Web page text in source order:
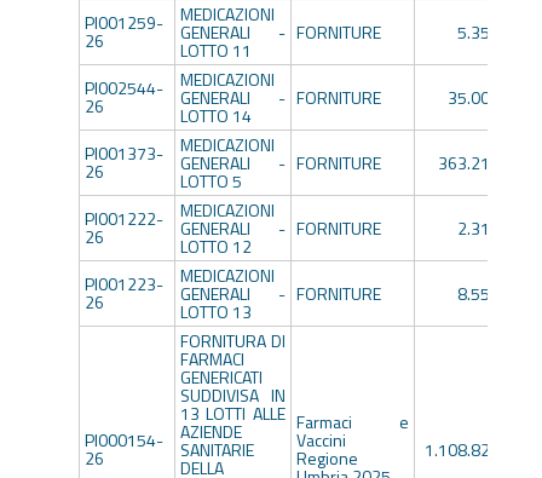
PI001259-
26
MEDICAZIONI
GENERALI -
LOTTO 11
FORNITURE 5.358,68€
PI002544-
26
MEDICAZIONI
GENERALI -
LOTTO 14
FORNITURE 35.000,00€
PI001373-
26
MEDICAZIONI
GENERALI -
LOTTO 5
FORNITURE 363.216,00€
PI001222-
26
MEDICAZIONI
GENERALI -
LOTTO 12
FORNITURE 2.312,00€
PI001223-
26
MEDICAZIONI
GENERALI -
LOTTO 13
FORNITURE 8.550,00€
PI000154-
26
FORNITURA DI
FARMACI
GENERICATI
SUDDIVISA IN
13 LOTTI ALLE
AZIENDE
SANITARIE
DELLA
Farmaci e
Vaccini
Regione 1.108.820,16€